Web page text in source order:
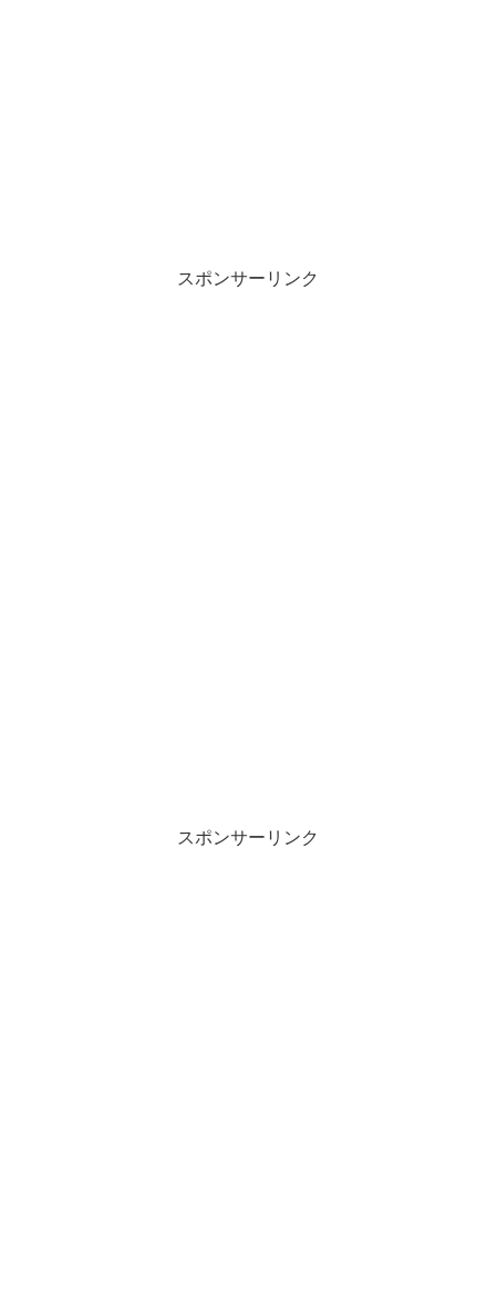
スポンサーリンク
スポンサーリンク